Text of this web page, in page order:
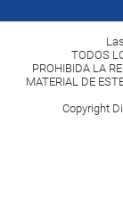
TODOS
PROHIBIDA LA
MATERIAL DE
Copyright